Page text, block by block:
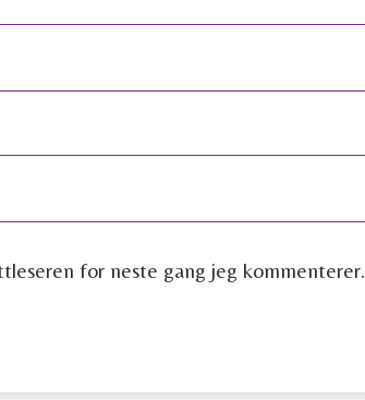
for neste gang jeg kommenterer.